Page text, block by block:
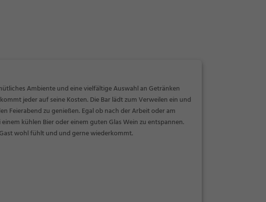
Ambiente und eine vielfältige Auswahl an Getränken
jeder auf seine Kosten. Die Bar lädt zum Verweilen ein und
Feierabend zu genießen. Egal ob nach der Arbeit oder am
kühlen Bier oder einem guten Glas Wein zu entspannen.
wohl fühlt und und gerne wiederkommt.